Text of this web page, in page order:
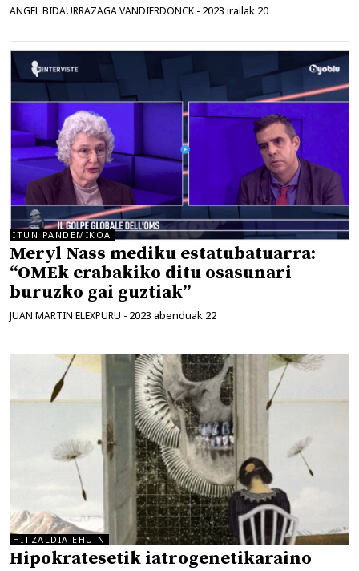
ANGEL BIDAURRAZAGA VANDIERDONCK - 2023 irailak 20
ITUN PANDEMIKOA
Meryl Nass mediku estatubatuarra:
“OMEk erabakiko ditu osasunari
buruzko gai guztiak”
JUAN MARTIN ELEXPURU - 2023 abenduak 22
HITZALDIA EHU-N
Hipokratesetik iatrogenetikaraino